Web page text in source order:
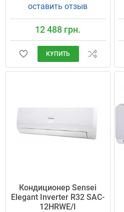
оставить отзыв
12 488 грн.
КУПИТЬ
Кондиционер Sensei
Elegant Inverter R32 SAC-
12HRWE/I